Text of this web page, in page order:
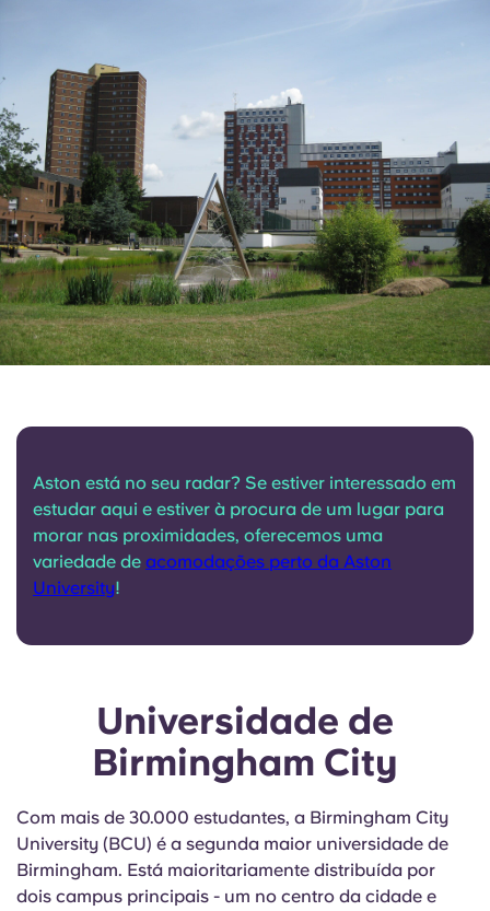
Aston está no seu radar? Se estiver interessado em
estudar aqui e estiver à procura de um lugar para
morar nas proximidades, oferecemos uma
variedade de acomodações perto da Aston
University!
Universidade de
Birmingham City
Com mais de 30.000 estudantes, a Birmingham City
University (BCU) é a segunda maior universidade de
Birmingham. Está maioritariamente distribuída por
dois campus principais - um no centro da cidade e